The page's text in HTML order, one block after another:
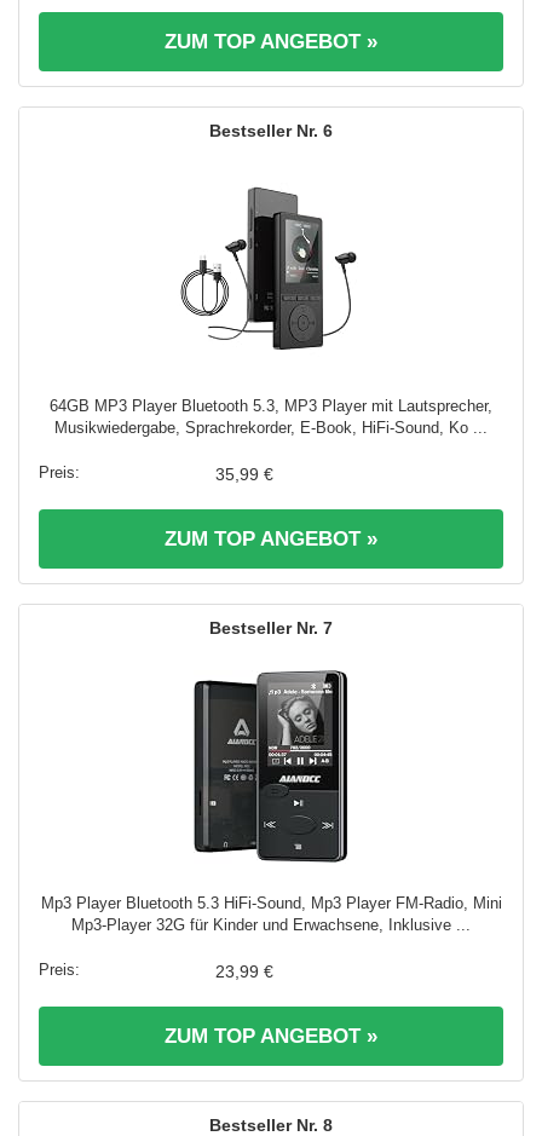
ZUM TOP ANGEBOT »
6
64GB MP3 Player Bluetooth 5.3, MP3 Player mit Lautsprecher,
Musikwiedergabe, Sprachrekorder, E-Book, HiFi-Sound, Ko ...
35,99 €
ZUM TOP ANGEBOT »
7
Mp3 Player Bluetooth 5.3 HiFi-Sound, Mp3 Player FM-Radio, Mini
Mp3-Player 32G für Kinder und Erwachsene, Inklusive ...
23,99 €
ZUM TOP ANGEBOT »
8